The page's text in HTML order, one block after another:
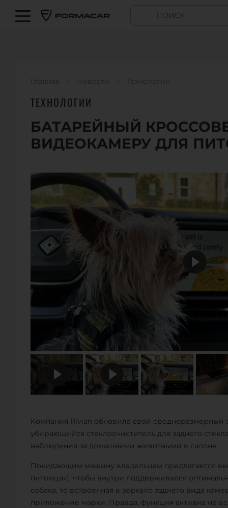
Главная Новости Технологии
ТЕХНОЛОГИИ
БАТАРЕЙНЫЙ
ВИДЕОКАМЕРУ ДЛЯ
Компания Rivian обновила свой среднеразмерный
убирающийся стеклоочиститель для заднего
наблюдения за домашними животными в салоне.
Покидающим машину владельцам предлагается
питомца»), чтобы внутри поддерживался
собака, то встроенная в зеркало заднего вида
приложение марки. Правда, функция активна не